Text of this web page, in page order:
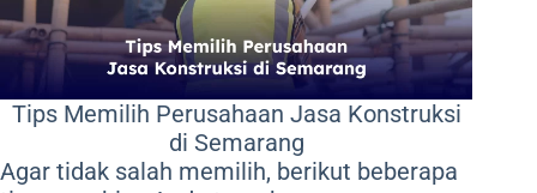
Tips Memilih Perusahaan Jasa Konstruksi
di Semarang
Agar tidak salah memilih, berikut beberapa